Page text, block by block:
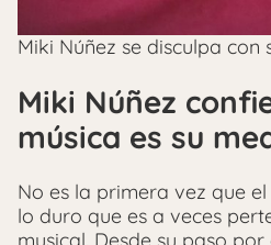
Miki Núñez se disculpa con
Miki Núñez
música es su
No es la primera vez que
lo duro que es a veces